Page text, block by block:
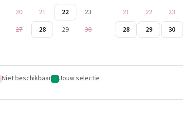
20 21 22
23
27 28 29
30
21
22 23
28
29 30
Niet beschikbaar Jouw selectie